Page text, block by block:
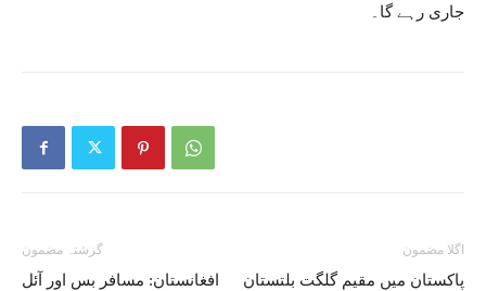
جاری رہے گا۔
گزشتہ مضمون
افغانستان: مسافر بس اور آئل
اگلا مضمون
پاکستان میں مقیم گلگت بلتستان